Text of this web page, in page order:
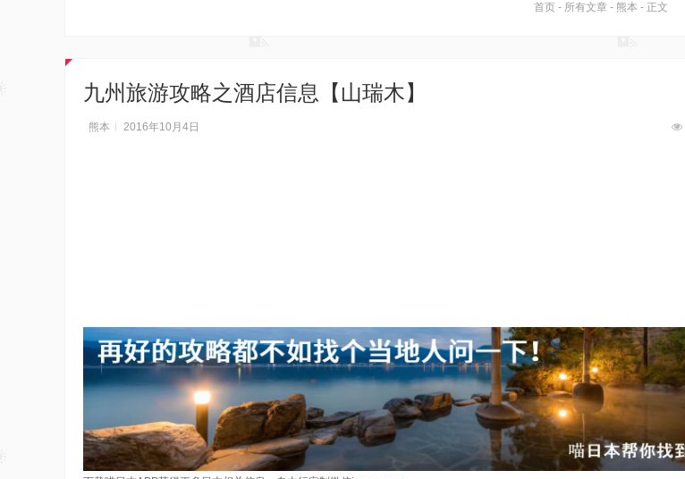
首页 - 所有文章 - 熊本 - 正文
九州旅游攻略之酒店信息【山瑞木】
熊本 2016年10月4日